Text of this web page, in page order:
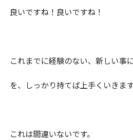
良いですね！良いですね！
これまでに経験のない、新しい事
を、しっかり持てば上手くいきます
これは間違いないです。